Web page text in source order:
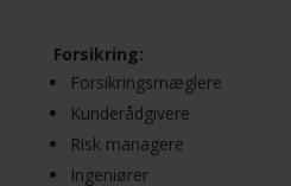
Forsikring:
Forsikringsmæglere
Kunderådgivere
Risk managere
Ingeniører